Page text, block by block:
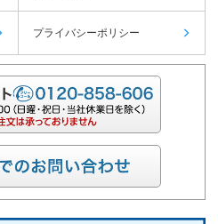
プライバシーポリシー